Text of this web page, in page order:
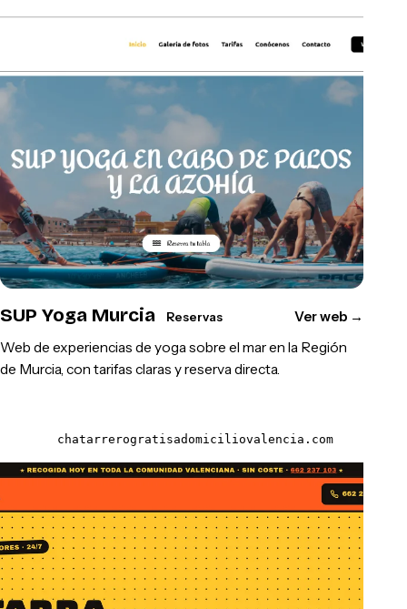
SUP Yoga Murcia Reservas Ver web →
Web de experiencias de yoga sobre el mar en la Región
de Murcia, con tarifas claras y reserva directa.
chatarrerogratisadomiciliovalencia.com